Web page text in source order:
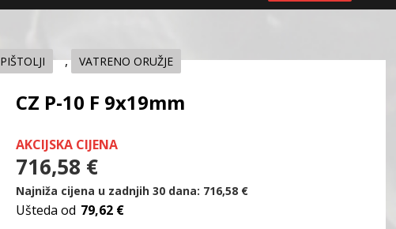
PIŠTOLJI , VATRENO ORUŽJE
CZ P-10 F 9x19mm
AKCIJSKA CIJENA
716,58 €
Najniža cijena u zadnjih 30 dana: 716,58 €
Ušteda od 79,62 €